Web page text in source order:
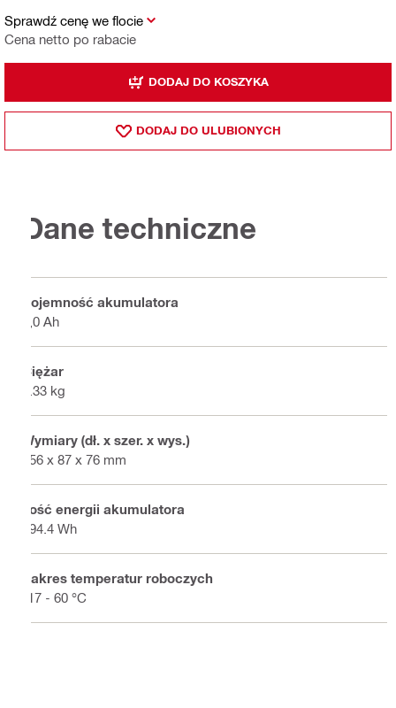
Sprawdź cenę we flocie
Cena netto po rabacie
DODAJ DO KOSZYKA
DODAJ DO ULUBIONYCH
Dane techniczne
Pojemność akumulatora
9,0 Ah
Ciężar
1.33 kg
Wymiary (dł. x szer. x wys.)
156 x 87 x 76 mm
Ilość energii akumulatora
194.4 Wh
Zakres temperatur roboczych
-17 - 60 °C